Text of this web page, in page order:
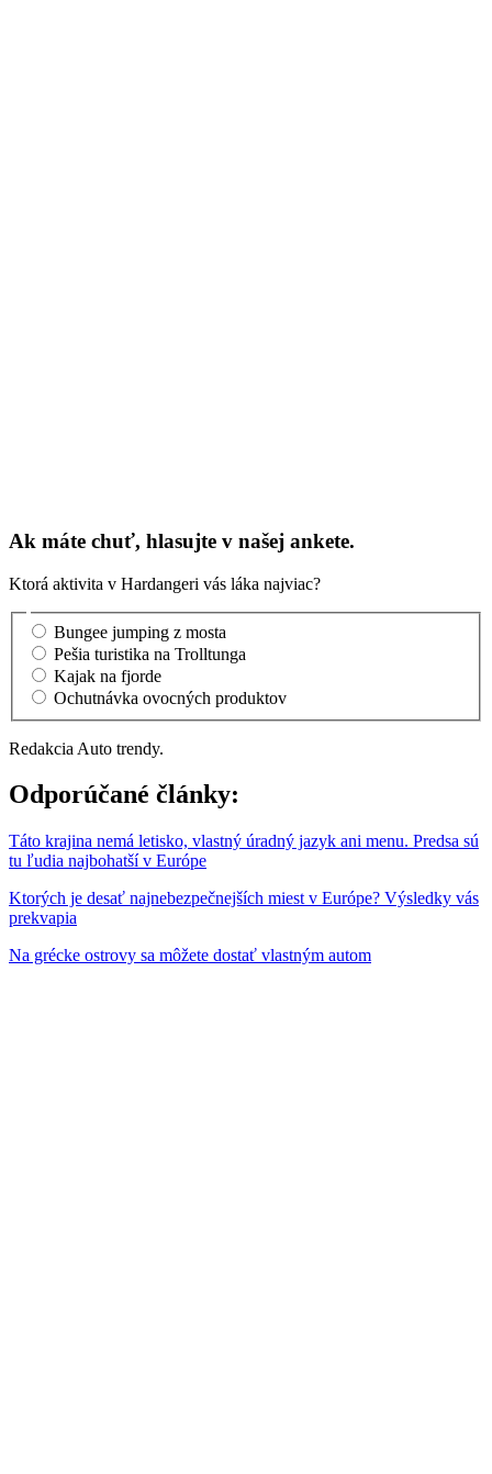
Ak máte chuť, hlasujte v našej ankete.
Ktorá aktivita v Hardangeri vás láka najviac?
Bungee jumping z mosta
Pešia turistika na Trolltunga
Kajak na fjorde
Ochutnávka ovocných produktov
Redakcia Auto trendy.
Odporúčané články:
Táto krajina nemá letisko, vlastný úradný jazyk ani menu. Predsa sú
tu ľudia najbohatší v Európe
Ktorých je desať najnebezpečnejších miest v Európe? Výsledky vás
prekvapia
Na grécke ostrovy sa môžete dostať vlastným autom